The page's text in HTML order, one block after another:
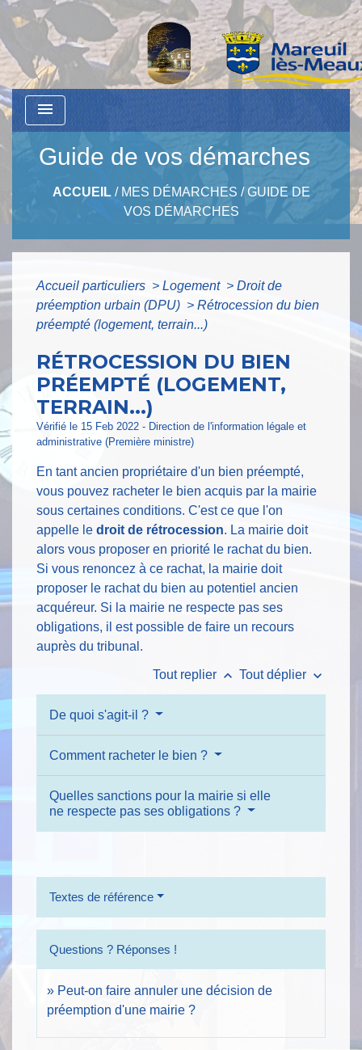
menu
Guide de vos démarches
ACCUEIL/ MES DÉMARCHES /GUIDE DE
VOS DÉMARCHES
Accueil particuliers > Logement > Droit de
préemption urbain (DPU) > Rétrocession du bien
préempté (logement, terrain...)
RÉTROCESSION DU BIEN
PRÉEMPTÉ (LOGEMENT,
TERRAIN...)
Vérifié le 15 Feb 2022 - Direction de l'information légale et
administrative (Première ministre)
En tant ancien propriétaire d'un bien préempté,
vous pouvez racheter le bien acquis par la mairie
sous certaines conditions. C'est ce que l'on
appelle le droit de rétrocession. La mairie doit
alors vous proposer en priorité le rachat du bien.
Si vous renoncez à ce rachat, la mairie doit
proposer le rachat du bien au potentiel ancien
acquéreur. Si la mairie ne respecte pas ses
obligations, il est possible de faire un recours
auprès du tribunal.
Tout replier keyboard_arrow_up Tout déplier keyboard_arrow_down
De quoi s'agit-il ?
Comment racheter le bien ?
Quelles sanctions pour la mairie si elle
ne respecte pas ses obligations ?
Textes de référence
Questions ? Réponses !
Peut-on faire annuler une décision de
préemption d'une mairie ?